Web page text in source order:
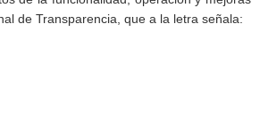
de Transparencia, que a la letra señala: